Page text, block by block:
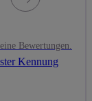
Bewertungen.
Kennung